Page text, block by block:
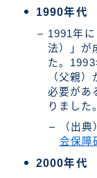
1990年代
1991年
法）」が
た。
（父親
必要があ
りました
（出
会保障
2000年代